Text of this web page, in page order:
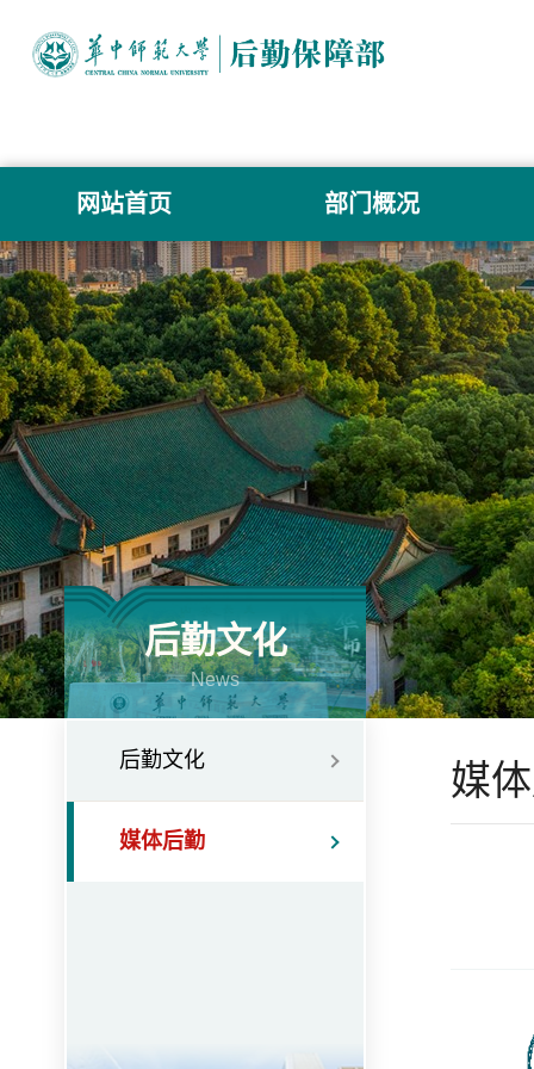
网站首页 部门概况
后勤文化
News
后勤文化
媒体后勤
媒